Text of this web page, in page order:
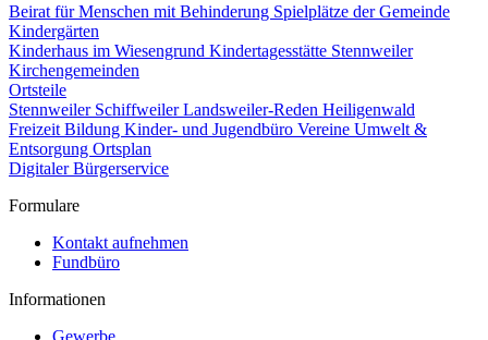
Beirat für Menschen mit Behinderung Spielplätze der Gemeinde
Kindergärten
Kinderhaus im Wiesengrund Kindertagesstätte Stennweiler
Kirchengemeinden
Ortsteile
Stennweiler SchiffweilerLandsweiler-Reden Heiligenwald
Freizeit Bildung Kinder- und Jugendbüro Vereine Umwelt &
Entsorgung Ortsplan
Digitaler Bürgerservice
Formulare
Kontakt aufnehmen
Fundbüro
Informationen
Gewerbe